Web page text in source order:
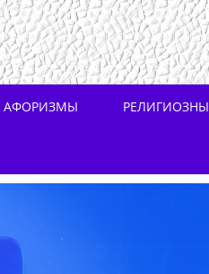
АФОРИЗМЫ